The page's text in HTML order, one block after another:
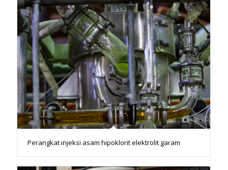
Perangkat injeksi asam hipoklorit elektrolit garam